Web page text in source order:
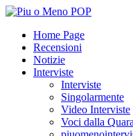
Home Page
Recensioni
Notizie
Interviste
Interviste
Singolarmente
Video Interviste
Voci dalla